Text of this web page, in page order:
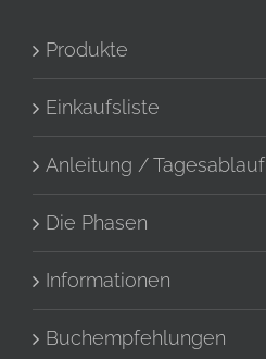
Produkte
Einkaufsliste
Anleitung / Tagesablauf
Die Phasen
Informationen
Buchempfehlungen